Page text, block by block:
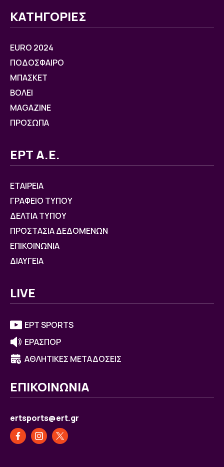
ΚΑΤΗΓΟΡΙΕΣ
EURO 2024
ΠΟΔΟΣΦΑΙΡΟ
ΜΠΑΣΚΕΤ
ΒOΛΕΙ
MAGAZINE
ΠΡΟΣΩΠΑ
ΕΡΤ Α.Ε.
ΕΤΑΙΡΕΙΑ
ΓΡΑΦΕΙΟ ΤΥΠΟΥ
ΔΕΛΤΙΑ ΤΥΠΟΥ
ΠΡΟΣΤΑΣΙΑ ΔΕΔΟΜΕΝΩΝ
ΕΠΙΚΟΙΝΩΝΙΑ
ΔΙΑΥΓΕΙΑ
LIVE
ΕΡΤ SPORTS
ΕΡΑΣΠΟΡ
ΑΘΛΗΤΙΚΕΣ ΜΕΤΑΔΟΣΕΙΣ
ΕΠΙΚΟΙΝΩΝΙΑ
ertsports@ert.gr